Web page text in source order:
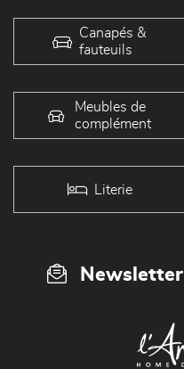
Canapés &
fauteuils
Meubles de
complément
Literie
Newsletter